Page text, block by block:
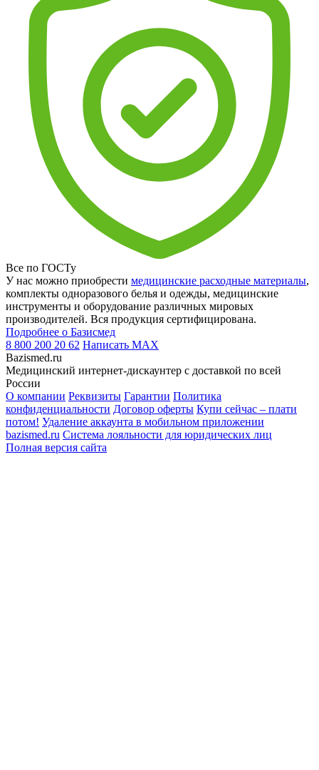
Все по ГОСТу
У нас можно приобрести медицинские расходные материалы,
комплекты одноразового белья и одежды, медицинские
инструменты и оборудование различных мировых
производителей. Вся продукция сертифицирована.
Подробнее о Базисмед
8 800 200 20 62 Написать MAX
Bazismed.ru
Медицинский интернет-дискаунтер с доставкой по всей
России
О компании Реквизиты Гарантии Политика
конфиденциальности Договор оферты Купи сейчас – плати
потом! Удаление аккаунта в мобильном приложении
bazismed.ru Система лояльности для юридических лиц
Полная версия сайта